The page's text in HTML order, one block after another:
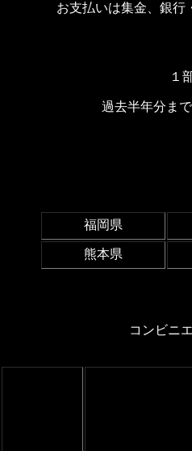
お支払いは集金、銀行
１
過去半年分ま
福岡県
熊本県
コンビニ